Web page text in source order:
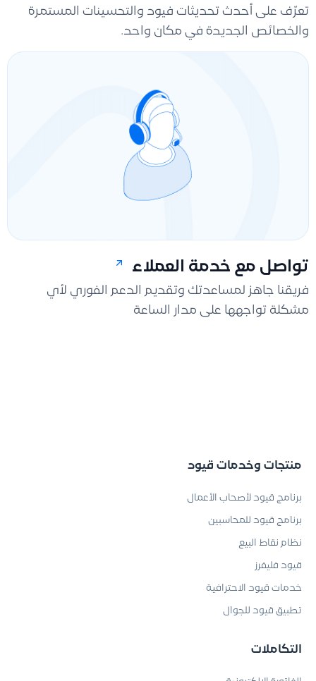
تعرّف على أحدث تحديثات فيود والتحسينات المستمرة
والخصائص الجديدة في مكان واحد.
تواصل مع خدمة العملاء
فريقنا جاهز لمساعدتك وتقديم الدعم الفوري لأي
مشكلة تواجهها على مدار الساعة
منتجات وخدمات قيود
برنامج قيود لأصحاب الأعمال
برنامج قيود للمحاسبين
نظام نقاط البيع
قيود فليفرز
خدمات قيود الاحترافية
تطبيق قيود للجوال
التكاملات